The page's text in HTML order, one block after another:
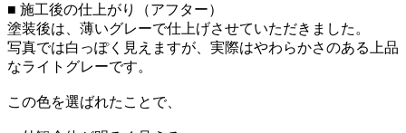
■ 施工後の仕上がり（アフター）
塗装後は、薄いグレーで仕上げさせていただきました。
写真では白っぽく見えますが、実際はやわらかさのある上品
なライトグレーです。
この色を選ばれたことで、